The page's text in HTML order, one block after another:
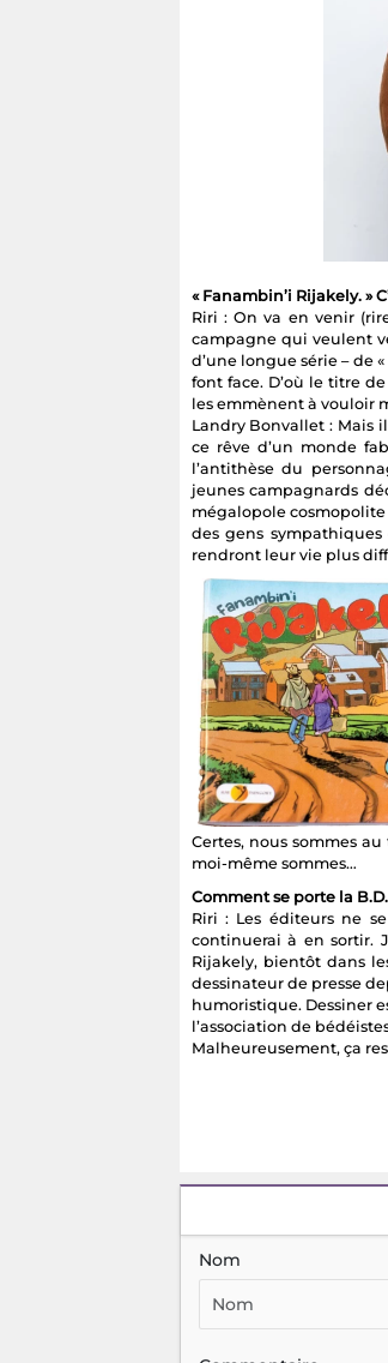
« Fanambin’i Rijakely. »
Riri : On va en venir
campagne qui veulent
d’une longue série – de
font face. D’où le titre
les emmènent à vouloir
Landry Bonvallet : Mais
ce rêve d’un monde
l’antithèse du
jeunes campagnards
mégalopole
des gens
rendront leur vie plus
Certes, nous sommes
moi-même sommes…
Comment se porte la
Riri : Les éditeurs ne
continuerai à en sortir.
Rijakely, bientôt dans
dessinateur de presse
humoristique. Dessiner
l’association de
Malheureusement, ça
Nom